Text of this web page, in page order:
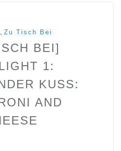
, Zu Tisch Bei
BEI]
1:
KUSS:
AND